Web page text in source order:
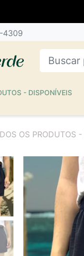
4309
- DISPONÍVEIS
OS PRODUTOS